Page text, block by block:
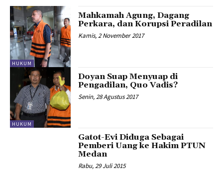
HUKUM
Mahkamah Agung, Dagang
Perkara, dan Korupsi Peradilan
Kamis, 2 November 2017
HUKUM
Doyan Suap Menyuap di
Pengadilan, Quo Vadis?
Senin, 28 Agustus 2017
Gatot-Evi Diduga Sebagai
Pemberi Uang ke Hakim PTUN
Medan
Rabu, 29 Juli 2015